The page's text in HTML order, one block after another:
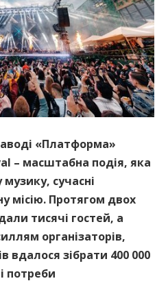
«Платформа»
– масштабна подія, яка
сучасні
місію. Протягом двох
тисячі гостей, а
організаторів,
вдалося зібрати 400 000
потреби